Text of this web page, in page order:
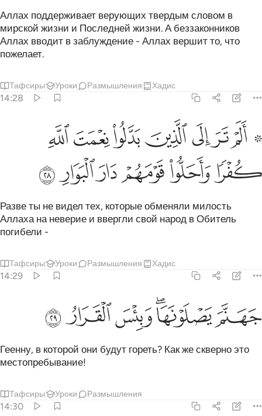
Аллах поддерживает верующих твердым словом в
мирской жизни и Последней жизни. А беззаконников
Аллах вводит в заблуждение - Аллах вершит то, что
пожелает.
Тафсиры Уроки Размышления Хадис
14:28
۞ الم تر الى الذين بدلوا نعمت الله كفرا واحلوا قومهم دار البوار ٢٨
۞ أَلَمْ تَرَ إِلَى ٱلَّذِينَ بَدَّلُوا۟ نِعْمَتَ ٱللَّهِ كُفْرًۭا وَأَحَلُّوا۟
ﱲ ﱳﱴﱵﱶﱷﱸﱹ
ﱺﱻﱼﱽﱾﱿ
Разве ты не видел тех, которые обменяли милость
Аллаха на неверие и ввергли свой народ в Обитель
погибели -
Тафсиры Уроки Размышления Хадис
14:29
جهنم يصلونها وبيس القرار ٢٩
جَهَنَّمَ يَصْلَوْنَهَا ۖ وَبِئْسَ ٱلْقَرَارُ ٢٩
ﲀﲁﲂﲃﲄﲅ
Геенну, в которой они будут гореть? Как же скверно это
местопребывание!
Тафсиры Уроки Размышления
14:30